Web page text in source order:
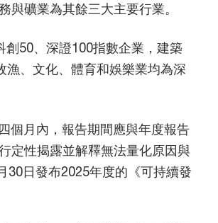
與礦業為其餘三大主要行業。
50、深證100指數企業，建築
、文化、體育和娛樂業均為深
個月內，報告期間應與年度報告
定性揭露並解釋無法量化原因與
30日發布2025年度的《可持續發